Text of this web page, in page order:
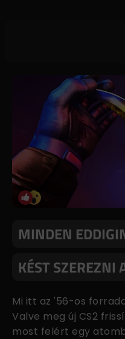
MINDEN
KÉST SZEREZNI
Mi itt az '56-os
Valve meg új CS2
most felért egy